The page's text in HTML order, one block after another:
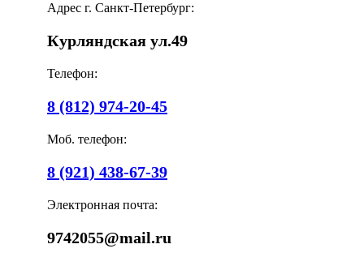
Адрес г. Санкт-Петербург:
Курляндская ул.49
Телефон:
8 (812) 974-20-45
Моб. телефон:
8 (921) 438-67-39
Электронная почта:
9742055@mail.ru